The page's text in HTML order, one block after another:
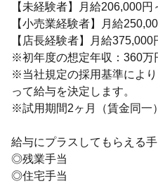
【未経験者】月給206,000円
【小売業経験者】月給
【店長経験者】月給375,000
※初年度の想定年収：360万
※当社規定の採用基準によ
って給与を決定します。
※試用期間2ヶ月（賃金同一）
給与にプラスしてもらえる
◎残業手当
◎住宅手当